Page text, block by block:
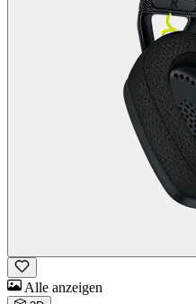
Alle anzeigen